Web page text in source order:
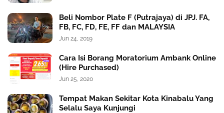
Beli Nombor Plate F (Putrajaya) di JPJ. FA,
FB, FC, FD, FE, FF dan MALAYSIA
Jun 24, 2019
Cara Isi Borang Moratorium Ambank Online
(Hire Purchased)
Jun 25, 2020
Tempat Makan Sekitar Kota Kinabalu Yang
Selalu Saya Kunjungi